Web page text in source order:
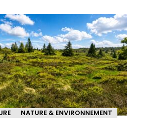
NATURE & ENVIRONNEMENT